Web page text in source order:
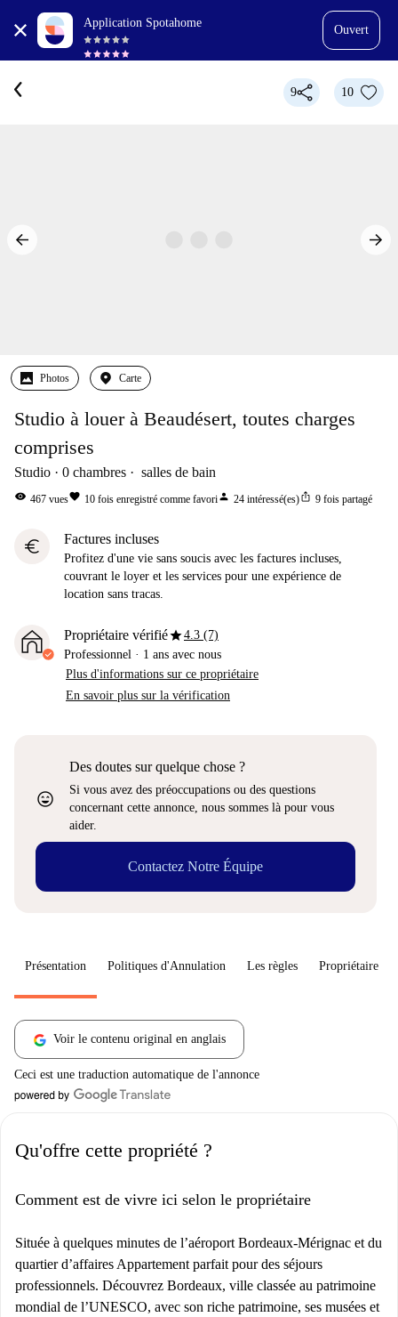
Application Spotahome
Ouvert
9 10
Photos Carte
Studio à louer à Beaudésert, toutes charges
comprises
Studio 0 chambres salles de bain
visibility 467 vuesfavorite 10 fois enregistré comme favoriperson 24 intéressé(es)ios_share 9 fois partagé
euro Factures incluses
Profitez d'une vie sans soucis avec les factures incluses,
couvrant le loyer et les services pour une expérience de
location sans tracas.
Propriétaire vérifiéstar4.3 (7)
Professionnel · 1 ans avec nous
Plus d'informations sur ce propriétaire
En savoir plus sur la vérification
sentiment_very_satisfied
Des doutes sur quelque chose ?
Si vous avez des préoccupations ou des questions
concernant cette annonce, nous sommes là pour vous
aider.
Contactez Notre Équipe
Présentation Politiques d'Annulation Les règles Propriétaire
Voir le contenu original en anglais
Ceci est une traduction automatique de l'annonce
Qu'offre cette propriété ?
Comment est de vivre ici selon le propriétaire
Située à quelques minutes de l’aéroport Bordeaux-Mérignac et du
quartier d’affaires Appartement parfait pour des séjours
professionnels. Découvrez Bordeaux, ville classée au patrimoine
mondial de l’UNESCO, avec son riche patrimoine, ses musées et